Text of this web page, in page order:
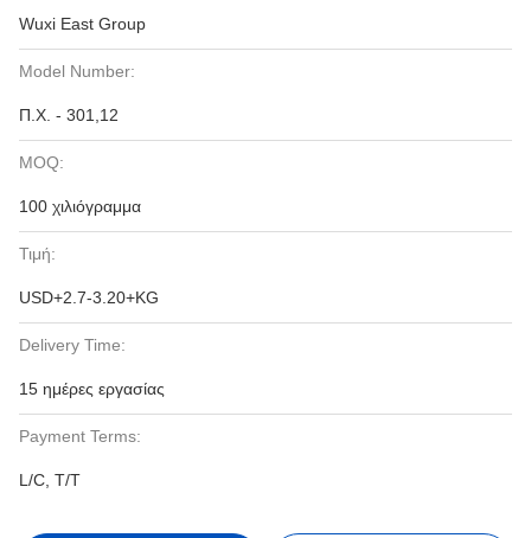
Wuxi East Group
Model Number:
Π.Χ. - 301,12
MOQ:
100 χιλιόγραμμα
Τιμή:
USD+2.7-3.20+KG
Delivery Time:
15 ημέρες εργασίας
Payment Terms:
L/C, T/T